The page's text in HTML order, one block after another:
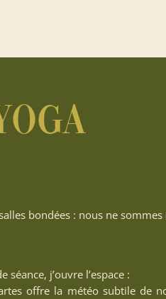
bondées : nous ne
séance, j’ouvre l’espace :
offre la météo subtile de